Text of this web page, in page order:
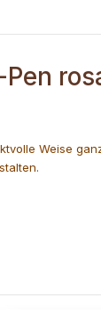
Weise